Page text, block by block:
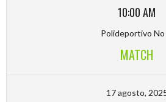
10:00 AM
Polideportivo No
MATCH
17 agosto,